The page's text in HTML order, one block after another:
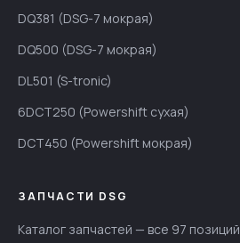
DQ381 (DSG-7 мокрая)
DQ500 (DSG-7 мокрая)
DL501 (S-tronic)
6DCT250 (Powershift сухая)
DCT450 (Powershift мокрая)
ЗАПЧАСТИ DSG
Каталог запчастей — все 97 позиций